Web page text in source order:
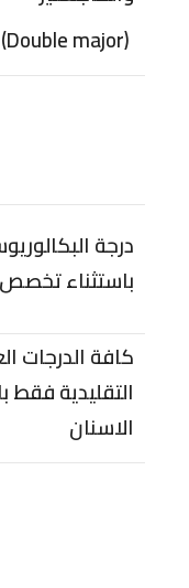
(Double major) باستثناء
درجة
باستثناء
كافة الدرجات
التقليدية
الاسنان